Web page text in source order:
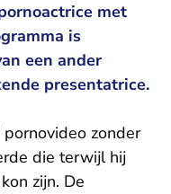
met
is
een ander
presentatrice.
pornovideo zonder
die terwijl hij
zijn. De